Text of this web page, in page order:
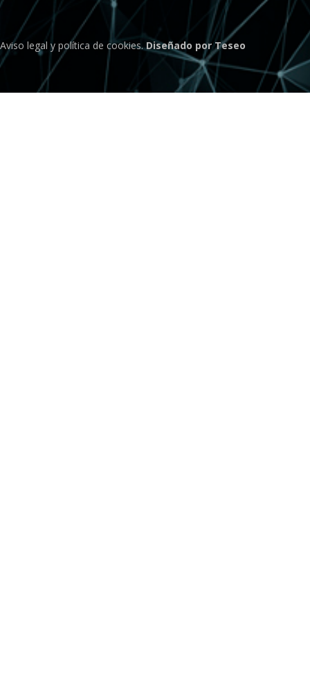
Aviso legal y política de cookies.Diseñado por Teseo